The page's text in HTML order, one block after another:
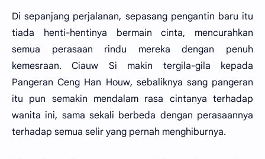
Di sepanjang perjalanan, sepasang pengantin baru itu
tiada henti-hentinya bermain cinta, mencurahkan
semua perasaan rindu mereka dengan penuh
kemesraan. Ciauw Si makin tergila-gila kepada
Pangeran Ceng Han Houw, sebaliknya sang pangeran
itu pun semakin mendalam rasa cintanya terhadap
wanita ini, sama sekali berbeda dengan perasaannya
terhadap semua selir yang pernah menghiburnya.